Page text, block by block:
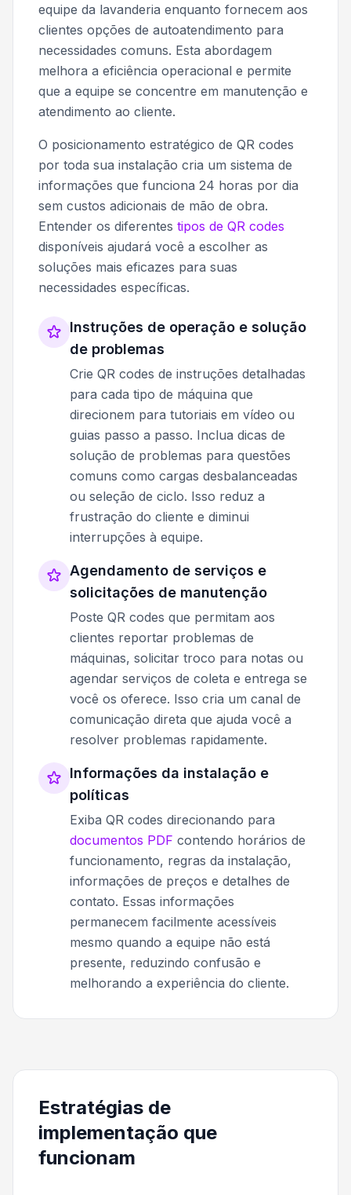
equipe da lavanderia enquanto fornecem aos
clientes opções de autoatendimento para
necessidades comuns. Esta abordagem
melhora a eficiência operacional e permite
que a equipe se concentre em manutenção e
atendimento ao cliente.
O posicionamento estratégico de QR codes
por toda sua instalação cria um sistema de
informações que funciona 24 horas por dia
sem custos adicionais de mão de obra.
Entender os diferentes tipos de QR codes
disponíveis ajudará você a escolher as
soluções mais eficazes para suas
necessidades específicas.
Instruções de operação e solução
de problemas
Crie QR codes de instruções detalhadas
para cada tipo de máquina que
direcionem para tutoriais em vídeo ou
guias passo a passo. Inclua dicas de
solução de problemas para questões
comuns como cargas desbalanceadas
ou seleção de ciclo. Isso reduz a
frustração do cliente e diminui
interrupções à equipe.
Agendamento de serviços e
solicitações de manutenção
Poste QR codes que permitam aos
clientes reportar problemas de
máquinas, solicitar troco para notas ou
agendar serviços de coleta e entrega se
você os oferece. Isso cria um canal de
comunicação direta que ajuda você a
resolver problemas rapidamente.
Informações da instalação e
políticas
Exiba QR codes direcionando para
documentos PDF contendo horários de
funcionamento, regras da instalação,
informações de preços e detalhes de
contato. Essas informações
permanecem facilmente acessíveis
mesmo quando a equipe não está
presente, reduzindo confusão e
melhorando a experiência do cliente.
Estratégias de
implementação que
funcionam